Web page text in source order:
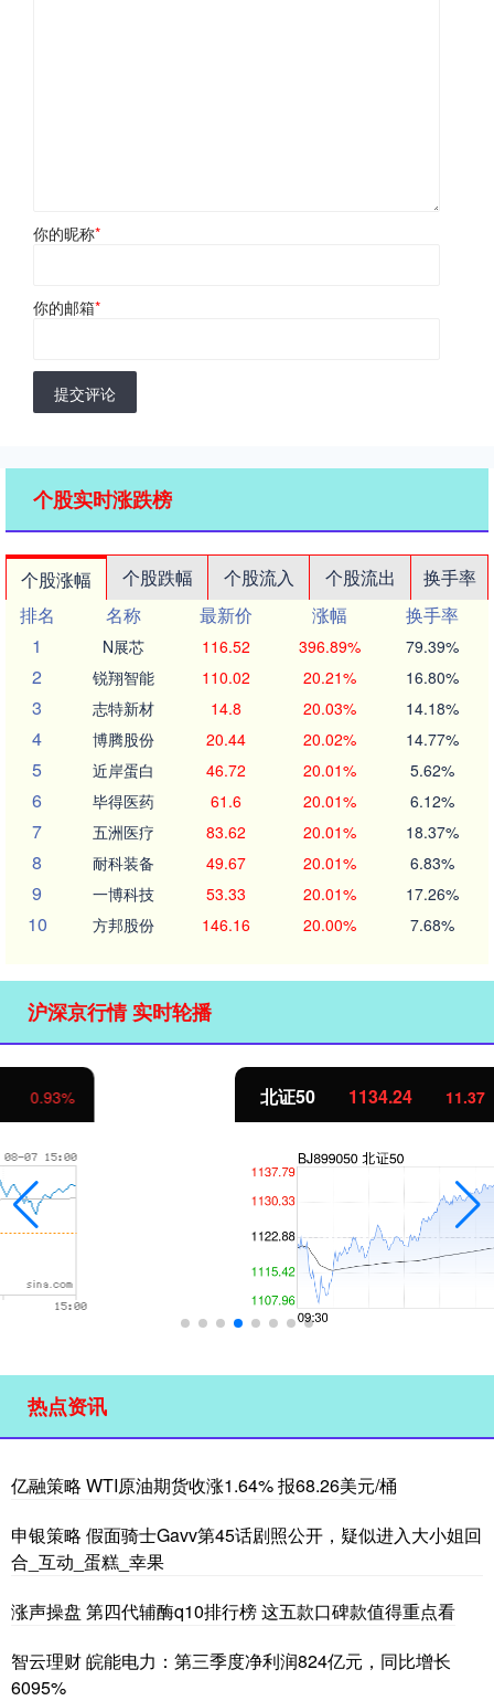
你的昵称*
你的邮箱*
提交评论
个股实时涨跌榜
个股涨幅 个股跌幅 个股流入 个股流出
换手率
排名
名称 最新价 涨幅
换手率
1
N展芯 116.52 396.89% 79.39%
2 锐翔智能 110.02 20.21% 16.80%
3 志特新材 14.8 20.03% 14.18%
4 博腾股份 20.44 20.02% 14.77%
5 近岸蛋白 46.72 20.01% 5.62%
6 毕得医药 61.6 20.01% 6.12%
7 五洲医疗 83.62 20.01% 18.37%
8 耐科装备 49.67 20.01% 6.83%
9 一博科技 53.33 20.01% 17.26%
10 方邦股份 146.16 20.00% 7.68%
沪深京行情 实时轮播
11.37 1.01%
热点资讯
亿融策略 WTI原油期货收涨1.64% 报68.26美元/桶
申银策略 假面骑士Gavv第45话剧照公开，疑似进入大小姐回
合_互动_蛋糕_幸果
涨声操盘 第四代辅酶q10排行榜 这五款口碑款值得重点看
智云理财 皖能电力：第三季度净利润824亿元，同比增长
6095%